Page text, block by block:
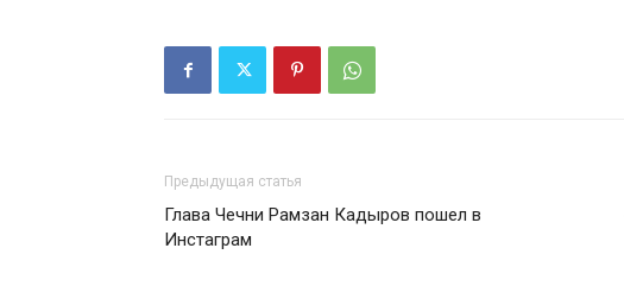
Предыдущая статья
Глава Чечни Рамзан Кадыров пошел в
Инстаграм